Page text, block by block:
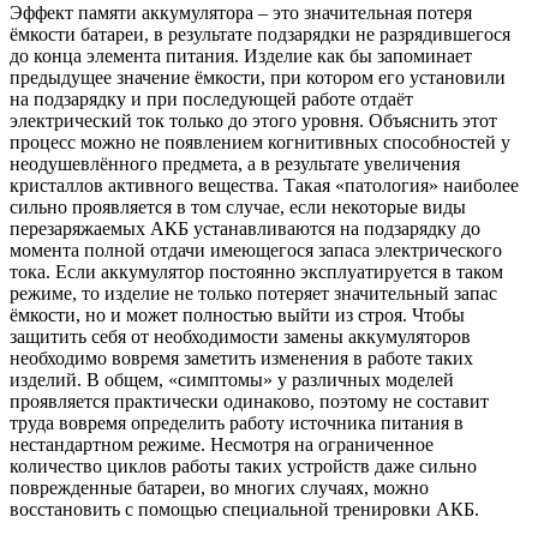
Эффект памяти аккумулятора – это значительная потеря
ёмкости батареи, в результате подзарядки не разрядившегося
до конца элемента питания. Изделие как бы запоминает
предыдущее значение ёмкости, при котором его установили
на подзарядку и при последующей работе отдаёт
электрический ток только до этого уровня. Объяснить этот
процесс можно не появлением когнитивных способностей у
неодушевлённого предмета, а в результате увеличения
кристаллов активного вещества. Такая «патология» наиболее
сильно проявляется в том случае, если некоторые виды
перезаряжаемых АКБ устанавливаются на подзарядку до
момента полной отдачи имеющегося запаса электрического
тока. Если аккумулятор постоянно эксплуатируется в таком
режиме, то изделие не только потеряет значительный запас
ёмкости, но и может полностью выйти из строя. Чтобы
защитить себя от необходимости замены аккумуляторов
необходимо вовремя заметить изменения в работе таких
изделий. В общем, «симптомы» у различных моделей
проявляется практически одинаково, поэтому не составит
труда вовремя определить работу источника питания в
нестандартном режиме. Несмотря на ограниченное
количество циклов работы таких устройств даже сильно
поврежденные батареи, во многих случаях, можно
восстановить с помощью специальной тренировки АКБ.